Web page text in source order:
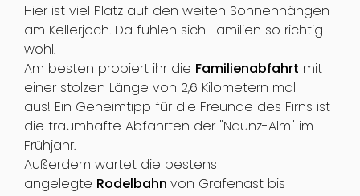
Hier ist viel Platz auf den weiten Sonnenhängen
am Kellerjoch. Da fühlen sich Familien so richtig
wohl.
Am besten probiert ihr die Familienabfahrt mit
einer stolzen Länge von 2,6 Kilometern mal
aus! Ein Geheimtipp für die Freunde des Firns ist
die traumhafte Abfahrten der "Naunz-Alm" im
Frühjahr.
Außerdem wartet die bestens
angelegte Rodelbahn von Grafenast bis